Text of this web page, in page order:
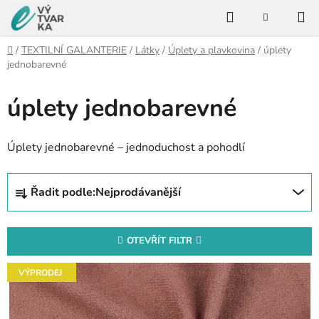
Přejít
na
obsah
HledatNÁKUPNÍ
Domů
/ TEXTILNÍ GALANTERIE / Látky / Úplety a plavkovina / úplety
jednobarevné
úplety jednobarevné
Úplety jednobarevné – jednoduchost a pohodlí
Ř
z
n
p
r
Řadit podle:Nejprodávanější
OTEVŘÍT FILTR
ý
p
VÝPRODEJ